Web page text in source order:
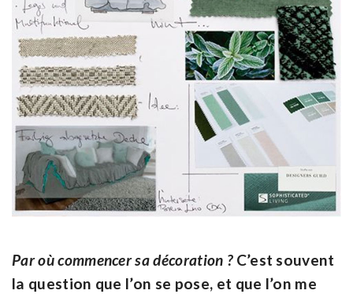
Par où commencer sa décoration ?C’est souvent
la question que l’on se pose, et que l’on me